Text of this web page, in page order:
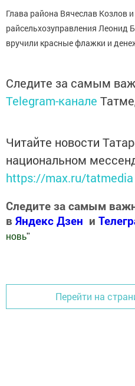
Глава района Вячеслав Козлов
райсельхозуправления Леонид
вручили красные флажки и
Следите за самым
Telegram-канале
Читайте новости
национальном
https://max.ru/tatmedia
Следите за самым
в Яндекс Дзен и
новь"
Перейти на